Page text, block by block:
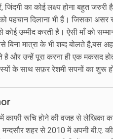
का कोई लक्ष्य होना बहुत
पहचान दिलाना भी हैं। जिसका असर
कोई उम्मीद करती है। ऐसी माँ को
बिना मात्रा के भी शब्द बोलते है,बस
उन्हें पूरा करना ही एक मकसद
के साथ सफ़र रेशमी सपनों का शुरू
रूचि होने की वजह से लेखिका
शहर से 2010 में अपनी बी.ए.